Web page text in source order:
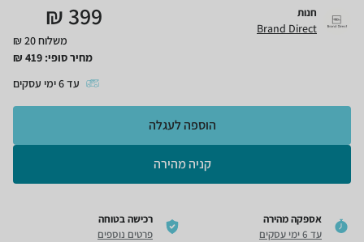
חנות
Brand Direct
399
₪
משלוח 20 ₪
מחיר סופי: 419
₪
עד6ימי עסקים
קניה מהירה
הוספה לעגלה
אספקה מהירה
עד 6 ימי עסקים
רכישה בטוחה
פרטים נוספים